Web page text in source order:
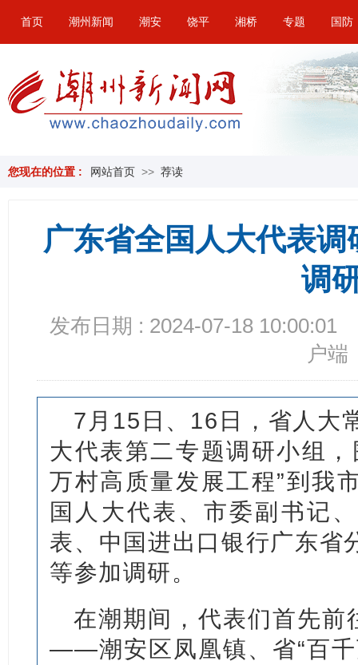
首页 潮州新闻 潮安 饶平 湘桥 专题 国防
您现在的位置 : 网站首页 >> 荐读
广东省全国人大代表
调
发布日期 : 2024-07-18 10:00:01
户端
7月15日、16日，省人大
大代表第二专题调研小组
万村高质量发展工程”到我
国人大代表、市委副书记
表、中国进出口银行广东省
等参加调研。
在潮期间，代表们首先前
——潮安区凤凰镇、省“百